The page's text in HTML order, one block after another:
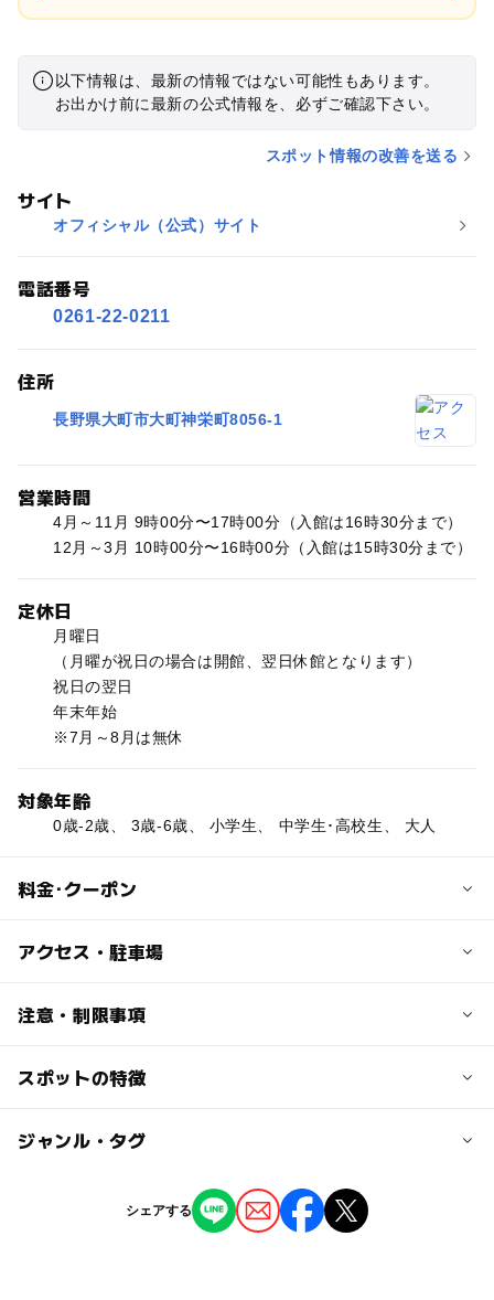
以下情報は、最新の情報ではない可能性もあります。
お出かけ前に最新の公式情報を、必ずご確認下さい。
スポット情報の改善を送る
サイト
オフィシャル（公式）サイト
電話番号
0261-22-0211
住所
長野県大町市大町神栄町8056-1
営業時間
4月～11月 9時00分〜17時00分（入館は16時30分まで）
12月～3月 10時00分〜16時00分（入館は15時30分まで）
定休日
月曜日
（月曜が祝日の場合は開館、翌日休館となります）
祝日の翌日
年末年始
※7月～8月は無休
対象年齢
0歳-2歳、 3歳-6歳、 小学生、 中学生･高校生、 大人
料金･クーポン
子供の料金
※ 市内に住所を有する高校生については無料
大人の料金
アクセス・駐車場
交通アクセス
注意・制限事項
地層・地理・測量を学ぶ：〇
スポットの特徴
駐車場あり ー
ー 託児所
ジャンル・タグ
シェアする